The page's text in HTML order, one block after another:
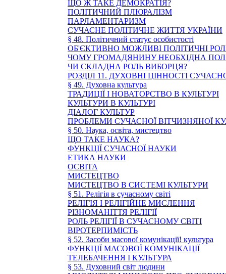
ЩО Ж ТАКЕ ДЕМОКРАТІЯ?
ПОЛІТИЧНИЙ ПЛЮРАЛІЗМ
ПАРЛАМЕНТАРИЗМ
СУЧАСНЕ ПОЛІТИЧНЕ ЖИТТЯ УКРАЇНИ
§ 48. Політичний статус особистості
ОБ'ЄКТИВНО МОЖЛИВІ ПОЛІТИЧНІ
ЧОМУ ГРОМАДЯНИНУ НЕОБХІДНА
ЧИ СКЛАДНА РОЛЬ ВИБОРЦЯ?
РОЗДІЛ 11. ДУХОВНІ ЦІННОСТІ
§ 49. Духовна культура
ТРАДИЦІЇ І НОВАТОРСТВО В КУЛЬТУРІ
КУЛЬТУРИ В КУЛЬТУРІ
ДІАЛОГ КУЛЬТУР
ПРОБЛЕМИ СУЧАСНОЇ ВІТЧИЗНЯНОЇ
§ 50. Наука, освіта, мистецтво
ЩО ТАКЕ НАУКА?
ФУНКЦІЇ СУЧАСНОЇ НАУКИ
ЕТИКА НАУКИ
ОСВІТА
МИСТЕЦТВО
МИСТЕЦТВО В СИСТЕМІ КУЛЬТУРИ
§ 51. Релігія в сучасному світі
РЕЛІГІЯ І РЕЛІГІЙНЕ МИСЛЕННЯ
РІЗНОМАНІТТЯ РЕЛІГІЇ
РОЛЬ РЕЛІГІЇ В СУЧАСНОМУ СВІТІ
ВІРОТЕРПИМІСТЬ
§ 52. Засоби масової комунікації! культура
ФУНКЦІЇ МАСОВОЇ КОМУНІКАЦІЇ
ТЕЛЕБАЧЕННЯ І КУЛЬТУРА
§ 53. Духовний світ людини